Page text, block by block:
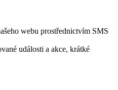
webu prostřednictvím SMS
události a akce, krátké